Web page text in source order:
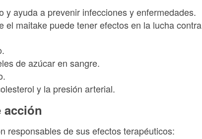
y ayuda a prevenir infecciones y enfermedades.
el maitake puede tener efectos en la lucha contra
de azúcar en sangre.
y la presión arterial.
acción
responsables de sus efectos terapéuticos: